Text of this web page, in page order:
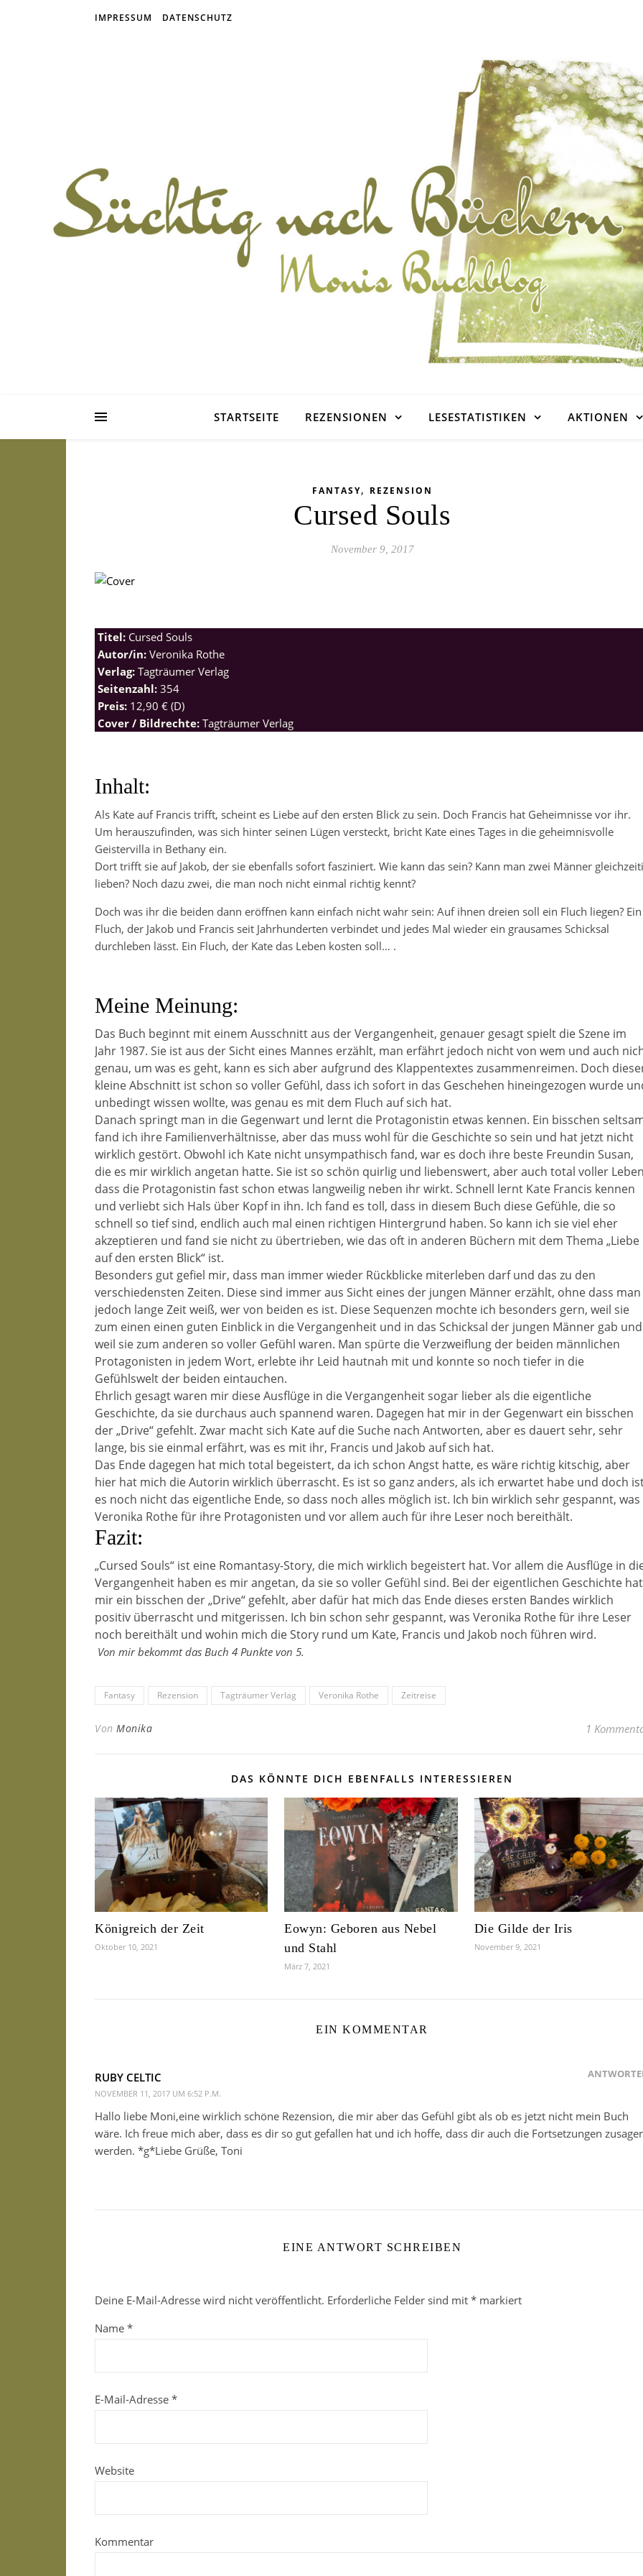
IMPRESSUM DATENSCHUTZ
STARTSEITE REZENSIONEN LESESTATISTIKEN AKTIONEN
FANTASY, REZENSION
Cursed Souls
November 9, 2017
Titel: Cursed Souls
Autor/in: Veronika Rothe
Verlag: Tagträumer Verlag
Seitenzahl: 354
Preis: 12,90 € (D)
Cover / Bildrechte: Tagträumer Verlag
Inhalt:
Als Kate auf Francis trifft, scheint es Liebe auf den ersten Blick zu sein. Doch Francis hat Geheimnisse vor ihr.
Um herauszufinden, was sich hinter seinen Lügen versteckt, bricht Kate eines Tages in die geheimnisvolle
Geistervilla in Bethany ein.
Dort trifft sie auf Jakob, der sie ebenfalls sofort fasziniert. Wie kann das sein? Kann man zwei Männer
lieben? Noch dazu zwei, die man noch nicht einmal richtig kennt?
Doch was ihr die beiden dann eröffnen kann einfach nicht wahr sein: Auf ihnen dreien soll ein Fluch liegen? Ein
Fluch, der Jakob und Francis seit Jahrhunderten verbindet und jedes Mal wieder ein grausames Schicksal
durchleben lässt. Ein Fluch, der Kate das Leben kosten soll… .
Meine Meinung:
Das Buch beginnt mit einem Ausschnitt aus der Vergangenheit, genauer gesagt spielt die Szene im
Jahr 1987. Sie ist aus der Sicht eines Mannes erzählt, man erfährt jedoch nicht von wem und auch
genau, um was es geht, kann es sich aber aufgrund des Klappentextes zusammenreimen. Doch
kleine Abschnitt ist schon so voller Gefühl, dass ich sofort in das Geschehen hineingezogen wurde
unbedingt wissen wollte, was genau es mit dem Fluch auf sich hat.
Danach springt man in die Gegenwart und lernt die Protagonistin etwas kennen. Ein bisschen
fand ich ihre Familienverhältnisse, aber das muss wohl für die Geschichte so sein und hat jetzt nicht
wirklich gestört. Obwohl ich Kate nicht unsympathisch fand, war es doch ihre beste Freundin Susan,
die es mir wirklich angetan hatte. Sie ist so schön quirlig und liebenswert, aber auch total voller
dass die Protagonistin fast schon etwas langweilig neben ihr wirkt. Schnell lernt Kate Francis kennen
und verliebt sich Hals über Kopf in ihn. Ich fand es toll, dass in diesem Buch diese Gefühle, die so
schnell so tief sind, endlich auch mal einen richtigen Hintergrund haben. So kann ich sie viel eher
akzeptieren und fand sie nicht zu übertrieben, wie das oft in anderen Büchern mit dem Thema „Liebe
auf den ersten Blick“ ist.
Besonders gut gefiel mir, dass man immer wieder Rückblicke miterleben darf und das zu den
verschiedensten Zeiten. Diese sind immer aus Sicht eines der jungen Männer erzählt, ohne dass man
jedoch lange Zeit weiß, wer von beiden es ist. Diese Sequenzen mochte ich besonders gern, weil sie
zum einen einen guten Einblick in die Vergangenheit und in das Schicksal der jungen Männer gab und
weil sie zum anderen so voller Gefühl waren. Man spürte die Verzweiflung der beiden männlichen
Protagonisten in jedem Wort, erlebte ihr Leid hautnah mit und konnte so noch tiefer in die
Gefühlswelt der beiden eintauchen.
Ehrlich gesagt waren mir diese Ausflüge in die Vergangenheit sogar lieber als die eigentliche
Geschichte, da sie durchaus auch spannend waren. Dagegen hat mir in der Gegenwart ein bisschen
der „Drive“ gefehlt. Zwar macht sich Kate auf die Suche nach Antworten, aber es dauert sehr, sehr
lange, bis sie einmal erfährt, was es mit ihr, Francis und Jakob auf sich hat.
Das Ende dagegen hat mich total begeistert, da ich schon Angst hatte, es wäre richtig kitschig, aber
hier hat mich die Autorin wirklich überrascht. Es ist so ganz anders, als ich erwartet habe und doch
es noch nicht das eigentliche Ende, so dass noch alles möglich ist. Ich bin wirklich sehr gespannt, was
Veronika Rothe für ihre Protagonisten und vor allem auch für ihre Leser noch bereithält.
Fazit:
„Cursed Souls“ ist eine Romantasy-Story, die mich wirklich begeistert hat. Vor allem die Ausflüge in
Vergangenheit haben es mir angetan, da sie so voller Gefühl sind. Bei der eigentlichen Geschichte hat
mir ein bisschen der „Drive“ gefehlt, aber dafür hat mich das Ende dieses ersten Bandes wirklich
positiv überrascht und mitgerissen. Ich bin schon sehr gespannt, was Veronika Rothe für ihre Leser
noch bereithält und wohin mich die Story rund um Kate, Francis und Jakob noch führen wird.
Von mir bekommt das Buch 4 Punkte von 5.
Fantasy Rezension Tagträumer Verlag Veronika Rothe Zeitreise
Von Monika 1
DAS KÖNNTE DICH EBENFALLS INTERESSIEREN
Königreich der Zeit
Oktober 10, 2021
Eowyn: Geboren aus Nebel
und Stahl
März 7, 2021
Die Gilde der Iris
November 9, 2021
EIN KOMMENTAR
RUBY CELTIC
NOVEMBER 11, 2017 UM 6:52 P.M.
Hallo liebe Moni,eine wirklich schöne Rezension, die mir aber das Gefühl gibt als ob es jetzt nicht mein Buch
wäre. Ich freue mich aber, dass es dir so gut gefallen hat und ich hoffe, dass dir auch die Fortsetzungen
werden. *g*Liebe Grüße, Toni
EINE ANTWORT SCHREIBEN
Deine E-Mail-Adresse wird nicht veröffentlicht. Erforderliche Felder sind mit * markiert
Name *
E-Mail-Adresse *
Website
Kommentar